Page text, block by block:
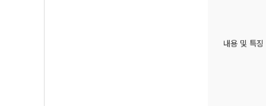
내용 및 특징